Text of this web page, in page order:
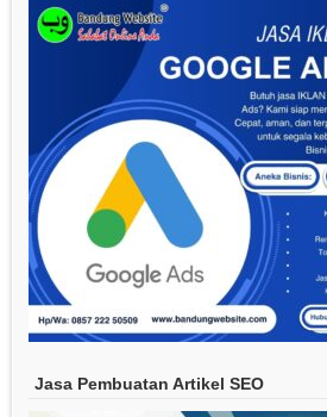
Jasa Pembuatan Artikel SEO